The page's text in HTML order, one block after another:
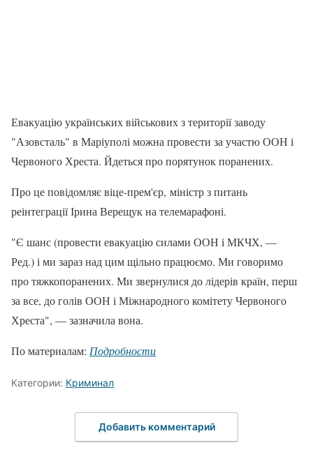
Евакуацію українських військових з території заводу
"Азовсталь" в Маріуполі можна провести за участю ООН і
Червоного Хреста. Йдеться про порятунок поранених.
Про це повідомляє віце-прем'єр, міністр з питань
реінтеграції Ірина Верещук на телемарафоні.
"Є шанс (провести евакуацію силами ООН і МКЧХ, —
Ред.) і ми зараз над цим щільно працюємо. Ми говоримо
про тяжкопоранених. Ми звернулися до лідерів країн, перш
за все, до голів ООН і Міжнародного комітету Червоного
Хреста", — зазначила вона.
По материалам: Подробности
Категории: Криминал
Добавить комментарий